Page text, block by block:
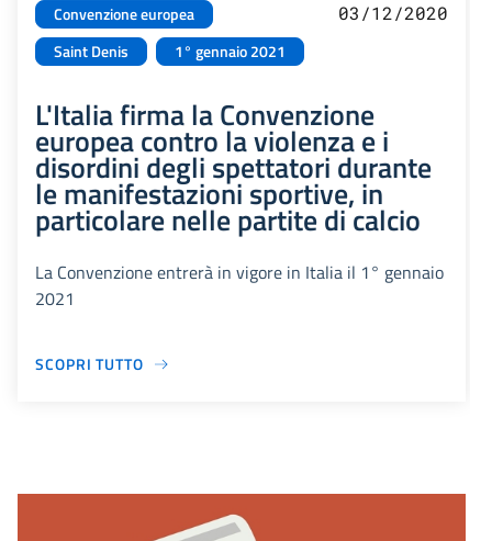
Convenzione europea
Saint Denis
1° gennaio 2021
03/12/2020
L'Italia firma la Convenzione
europea contro la violenza e i
disordini degli spettatori durante
le manifestazioni sportive, in
particolare nelle partite di calcio
La Convenzione entrerà in vigore in Italia il 1° gennaio
2021
SCOPRI TUTTO